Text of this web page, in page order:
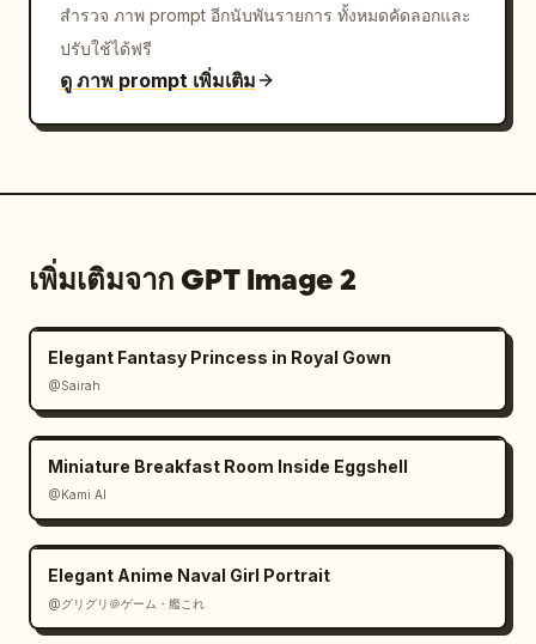
สำรวจ ภาพ prompt อีกนับพันรายการ ทั้งหมดคัดลอกและ
ปรับใช้ได้ฟรี
ดู ภาพ prompt เพิ่มเติม
เพิ่มเติมจาก GPT Image 2
Elegant Fantasy Princess in Royal Gown
@Sairah
Miniature Breakfast Room Inside Eggshell
@Kami AI
Elegant Anime Naval Girl Portrait
@グリグリ＠ゲーム・艦これ